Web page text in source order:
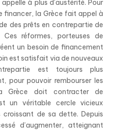
à plus d’austérité. Pour
financer, la Grèce fait appel à
des prêts en contrepartie de
Ces réformes, porteuses de
un besoin de financement
est satisfait via de nouveaux
est toujours plus
pour pouvoir rembourser les
Grèce doit contracter de
un véritable cercle vicieux
de sa dette. Depuis
d’augmenter, atteignant